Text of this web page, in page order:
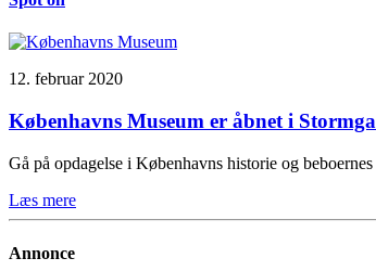
12. februar 2020
Københavns Museum er åbnet i
Gå på opdagelse i Københavns historie og
Læs mere
Annonce